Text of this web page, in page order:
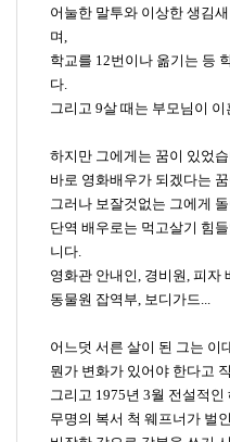
어눌한 말투와 이상한 생김
며,
학교를 12번이나 옮기는 등
다.
그리고 9살 때는 부모님이
하지만 그에게는 꿈이 있었
바로 영화배우가 되겠다는
그러나 보잘것없는 그에게
단역 배우로는 먹고살기 힘
니다.
영화관 안내인, 경비원, 피자
동물원 잡역부, 보디가드...
어느덧 서른 살이 된 그는 이
뭔가 변화가 있어야 한다고
그리고 1975년 3월 전설적인
무명의 복서 척 웨프너가 벌